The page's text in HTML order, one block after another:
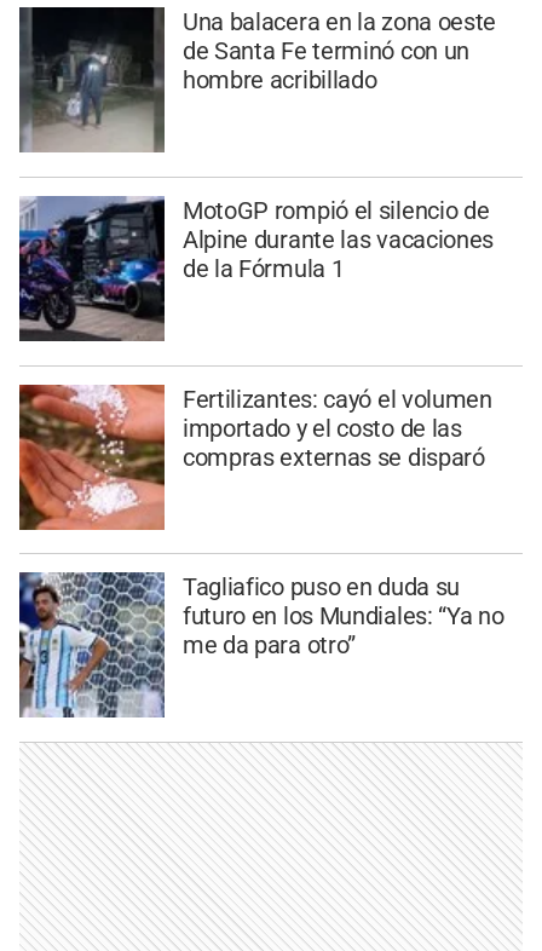
Una balacera en la zona oeste
de Santa Fe terminó con un
hombre acribillado
MotoGP rompió el silencio de
Alpine durante las vacaciones
de la Fórmula 1
Fertilizantes: cayó el volumen
importado y el costo de las
compras externas se disparó
Tagliafico puso en duda su
futuro en los Mundiales: “Ya no
me da para otro”